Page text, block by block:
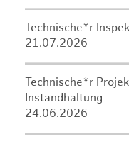
Technische*r
21.07.2026
Technische*r
Instandhaltung
24.06.2026